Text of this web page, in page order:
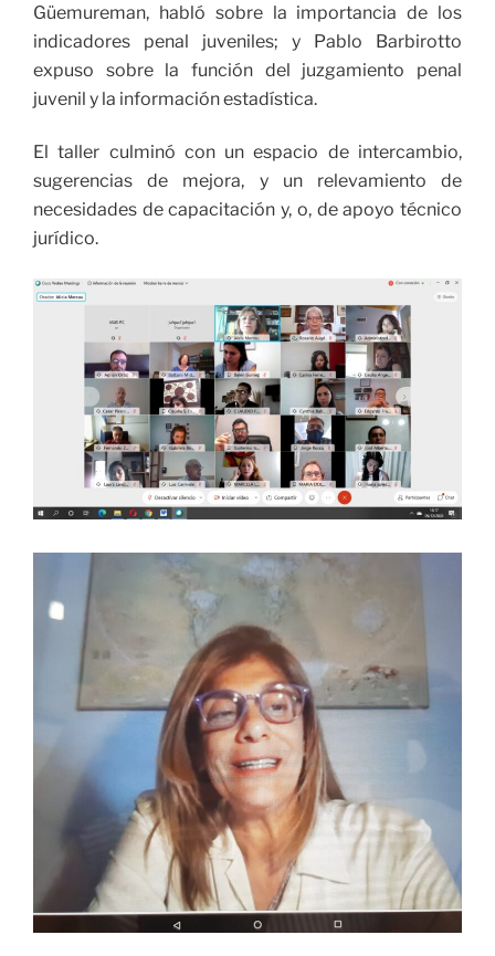
Güemureman, habló sobre la importancia de los
indicadores penal juveniles; y Pablo Barbirotto
expuso sobre la función del juzgamiento penal
juvenil y la información estadística.
El taller culminó con un espacio de intercambio,
sugerencias de mejora, y un relevamiento de
necesidades de capacitación y, o, de apoyo técnico
jurídico.